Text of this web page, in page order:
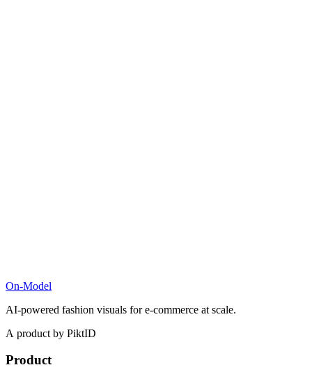
On-Model
AI-powered fashion visuals for e-commerce at scale.
A product by PiktID
Product